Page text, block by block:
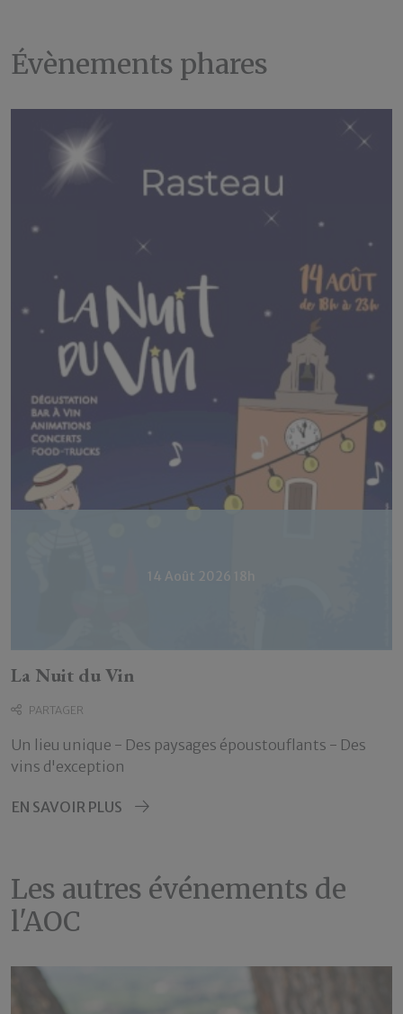
Évènements phares
14 Août 2026 18h
La Nuit du Vin
PARTAGER
Un lieu unique - Des paysages époustouflants - Des
vins d'exception
EN SAVOIR PLUS
Les autres événements de
l'AOC